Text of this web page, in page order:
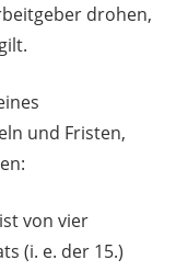
drohen,
und Fristen,
von vier
(i. e. der 15.)